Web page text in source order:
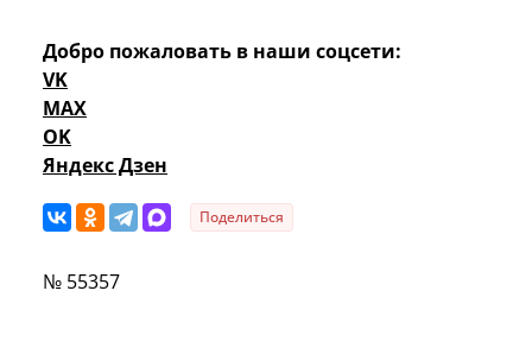
Добро пожаловать в наши соцсети:
VK
MAX
OK
Яндекс Дзен
Поделиться
№ 55357